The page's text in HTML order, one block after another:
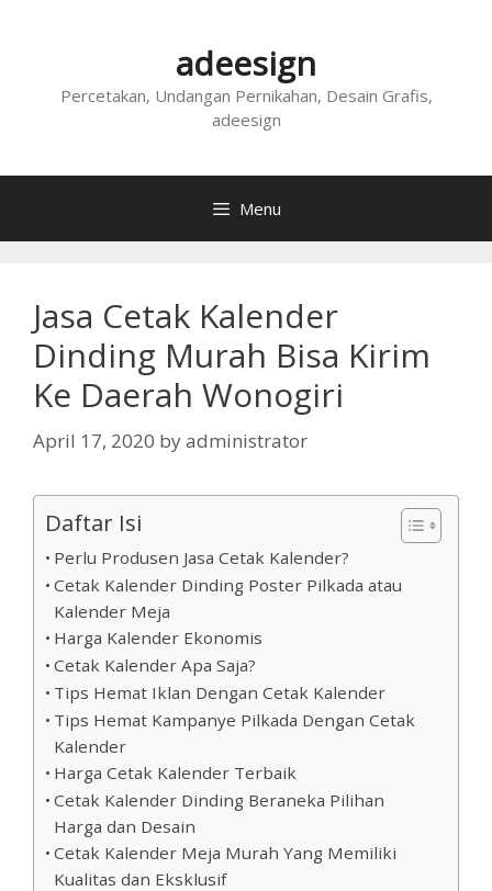
adeesign
Percetakan, Undangan Pernikahan, Desain Grafis,
adeesign
Menu
Jasa Cetak Kalender
Dinding Murah Bisa Kirim
Ke Daerah Wonogiri
April 17, 2020 byadministrator
Daftar Isi
Perlu Produsen Jasa Cetak Kalender?
Cetak Kalender Dinding Poster Pilkada atau
Kalender Meja
Harga Kalender Ekonomis
Cetak Kalender Apa Saja?
Tips Hemat Iklan Dengan Cetak Kalender
Tips Hemat Kampanye Pilkada Dengan Cetak
Kalender
Harga Cetak Kalender Terbaik
Cetak Kalender Dinding Beraneka Pilihan
Harga dan Desain
Cetak Kalender Meja Murah Yang Memiliki
Kualitas dan Eksklusif